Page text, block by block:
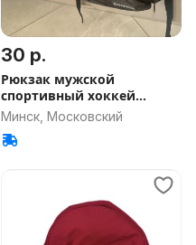
30 р.
Рюкзак мужской
спортивный хоккей
динамо
Минск, Московский